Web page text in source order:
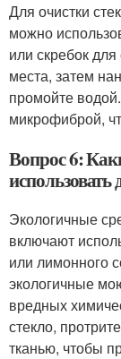
Для очистки
можно
или скребок
места, затем
промойте
микрофиброй,
Вопрос 6:
использовать
Экологичные
включают
или лимонного
экологичные
вредных
стекло,
тканью, чтобы